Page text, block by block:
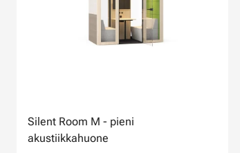
Silent Room M - pieni
akustiikkahuone